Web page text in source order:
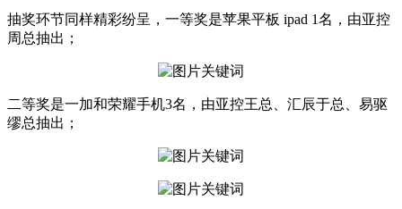
抽奖环节同样精彩纷呈，一等奖是苹果平板 ipad 1名，由亚控
周总抽出；
二等奖是一加和荣耀手机3名，由亚控王总、汇辰于总、易驱
缪总抽出；